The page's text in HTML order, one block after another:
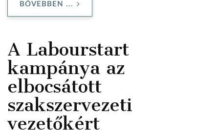
BŐVEBBEN ...
A Labourstart
kampánya az
elbocsátott
szakszervezeti
vezetőkért